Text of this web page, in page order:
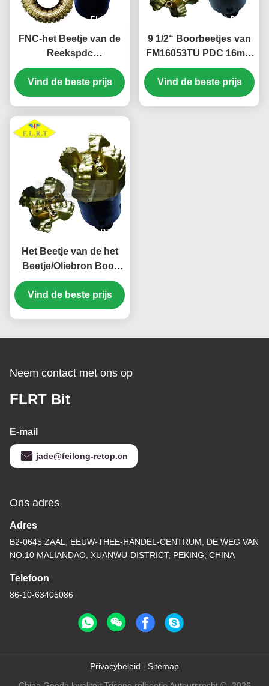
FNC-het Beetje van de
Reekspdc
Diamant/Natuurlijk van
het het Beetje
Veelvoudig Blad van de
Profielontwerp
Vind de beste prijs
9 1/2“ Boorbeetjes van
FM16053TU PDC 16mm
Hoofdsnijdersgrootte
voor de Boring van de
Gasput
Vind de beste prijs
Het Beetje van de het
Beetje/Oliebron Boor
van de matrijspdc
Diamant 8 1/2“
FM19043CT-FMreeks
Vind de beste prijs
Neem contact met ons op
FLRT Bit
E-mail
jade@feilong-retop.cn
Ons adres
Adres
B2-0645 ZAAL, EEUW-THEE-HANDEL-CENTRUM, DE WEG VAN
NO.10 MALIANDAO, XUANWU-DISTRICT, PEKING, CHINA
Telefoon
86-10-63405086
Privacybeleid | Sitemap